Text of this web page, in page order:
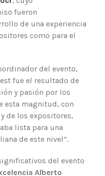
fueron
de una experiencia
como para el
del evento,
fue el resultado de
y pasión por los
esta magnitud, con
de los expositores,
lista para una
de este nivel”.
del evento
Alberto